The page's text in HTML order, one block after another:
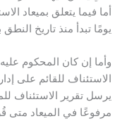
يومًا تبدأ منذ تاريخ النطق
وأما إن كان المحكوم
الاستئناف للقائم على
يرسل تقرير الاستئناف
مرفوعًا في الميعاد متى